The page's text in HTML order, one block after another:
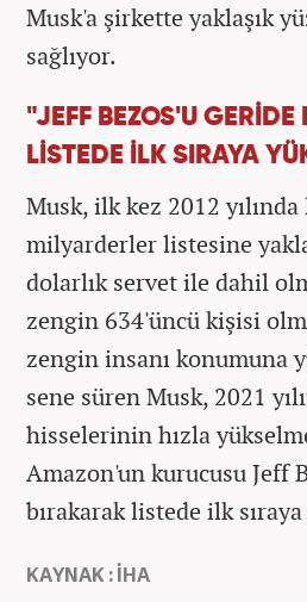
Musk'a şirkette yaklaşık
sağlıyor.
"JEFF BEZOS'U
LİSTEDE İLK SIRAYA
Musk, ilk kez 2012
milyarderler listesine
dolarlık servet ile dahil
zengin 634'üncü kişisi
zengin insanı konumuna
sene süren Musk, 2021
hisselerinin hızla
Amazon'un kurucusu Jeff
bırakarak listede ilk
KAYNAK : İHA